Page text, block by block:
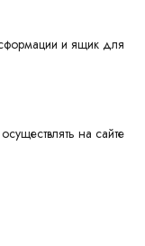
и ящик для
на сайте